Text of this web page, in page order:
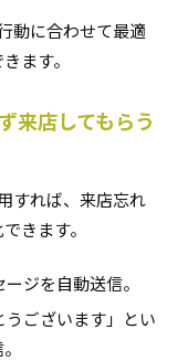
動に合わせて最適
ます。
来店してもらう
すれば、来店忘れ
きます。
ジを自動送信。
うございます」とい